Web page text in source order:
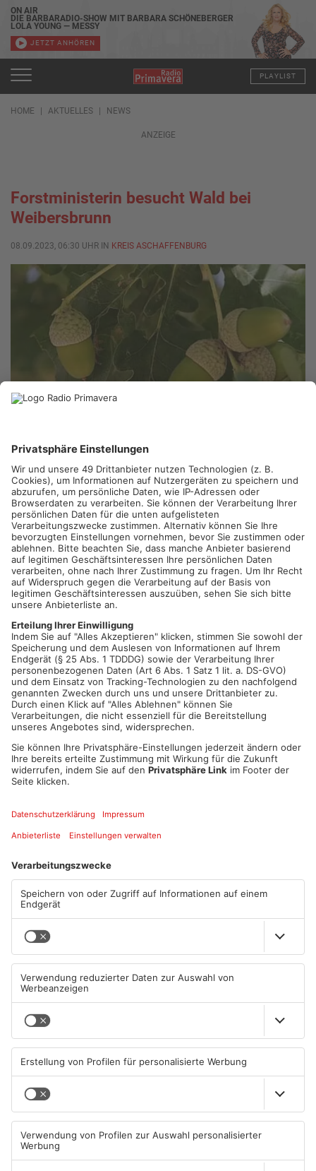
ON AIR
DIE BARBARADIO-SHOW MIT BARBARA SCHÖNEBERGER
LOLA YOUNG — MESSY
JETZT ANHÖREN
PLAYLIST
HOME AKTUELLES NEWS
ANZEIGE
Forstministerin besucht Wald bei
Weibersbrunn
08.09.2023, 06:30 UHR IN KREIS ASCHAFFENBURG
WEIBERSBRUNN.Die Eichensaat im Spessart gehört zum
UNESCO Weltkulturerbe – und begeistert auch die
Staatsregierung. Auf Einladung von Staatsministerin Judith
Gerlach ist Forstministerin Michaela Kaniber zu Besuch im
Wald bei Weibersbrunn gewesen- Dabei konnte sie sich von
dem Ergebnis jahrhundertelanger Eichenmast der Spessarter
überzeugen.
ANZEIGE
Mehr aus Kreis
Goldbach kürt seine besten
08.08.2026, 15:55 UHR IN KREIS
Wir feiern 25 Jahre